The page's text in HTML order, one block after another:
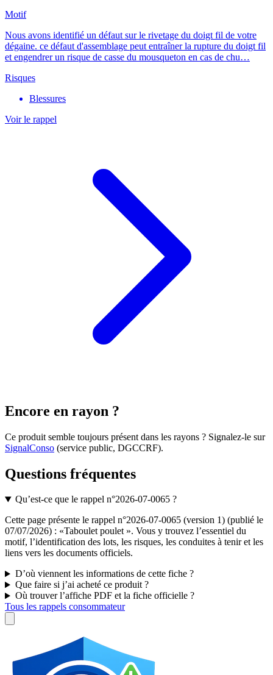
Motif
Nous avons identifié un défaut sur le rivetage du doigt fil de votre
dégaine. ce défaut d'assemblage peut entraîner la rupture du doigt fil
et engendrer un risque de casse du mousqueton en cas de chu…
Risques
Blessures
Voir le rappel
Encore en rayon ?
Ce produit semble toujours présent dans les rayons ? Signalez-le sur
SignalConso (service public, DGCCRF).
Questions fréquentes
Qu’est-ce que le rappel n°2026-07-0065 ?
Cette page présente le rappel n°2026-07-0065 (version 1) (publié le
07/07/2026) : «Taboulet poulet ». Vous y trouvez l’essentiel du
motif, l’identification des lots, les risques, les conduites à tenir et les
liens vers les documents officiels.
D’où viennent les informations de cette fiche ?
Que faire si j’ai acheté ce produit ?
Où trouver l’affiche PDF et la fiche officielle ?
Tous les rappels consommateur